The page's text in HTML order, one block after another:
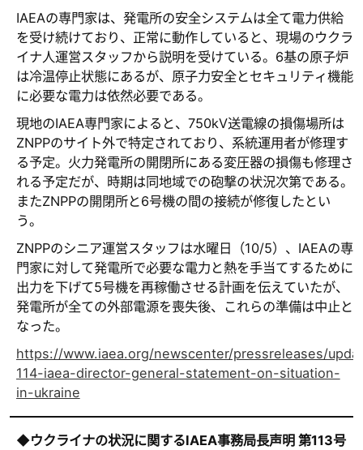
IAEAの専門家は、発電所の安全システムは全て電力供給
を受け続けており、正常に動作していると、現場のウクラ
イナ人運営スタッフから説明を受けている。6基の原子炉
は冷温停止状態にあるが、原子力安全とセキュリティ機能
に必要な電力は依然必要である。
現地のIAEA専門家によると、750kV送電線の損傷場所は
ZNPPのサイト外で特定されており、系統運用者が修理す
る予定。火力発電所の開閉所にある変圧器の損傷も修理さ
れる予定だが、時期は同地域での砲撃の状況次第である。
またZNPPの開閉所と6号機の間の接続が修復したとい
う。
ZNPPのシニア運営スタッフは水曜日（10/5）、IAEAの専
門家に対して発電所で必要な電力と熱を手当てするために
出力を下げて5号機を再稼働させる計画を伝えていたが、
発電所が全ての外部電源を喪失後、これらの準備は中止と
なった。
https://www.iaea.org/newscenter/pressreleases/
114-iaea-director-general-statement-on-situation-
in-ukraine
◆ウクライナの状況に関するIAEA事務局長声明 第113号